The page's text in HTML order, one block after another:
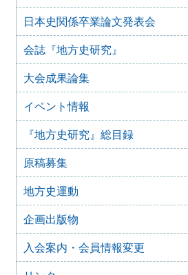
20日）
2025年6月5日
2024年度第6回研究例会（2025年7月
2025年5月12日
2024年度第5回研究例会（2025年5月
2025年2月27日
2025年1月21日
2024年度第3回研究例会（兵庫大会
23日）
2024年度第２回研究例会（2025年１
2024年10月10日
2024年度第1回研究例会（交通史学会
（2024年11月10日）
2024年8月10日
日本史関係卒業論文発表会
会誌『地方史研究』
大会成果論集
イベント情報
『地方史研究』総目録
原稿募集
地方史運動
企画出版物
入会案内・会員情報変更